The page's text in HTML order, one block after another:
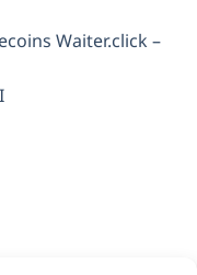
Waiter.click –